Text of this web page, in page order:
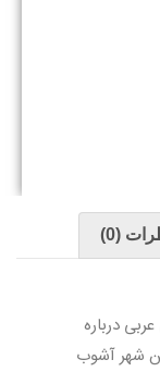
(0)
درباره
شهر آشوب